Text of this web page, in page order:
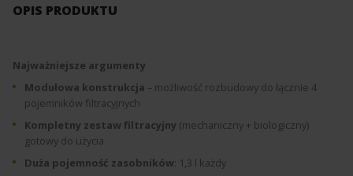
OPIS PRODUKTU
Najważniejsze argumenty
Modułowa konstrukcja – możliwość rozbudowy do łącznie 4
pojemników filtracyjnych
Kompletny zestaw filtracyjny (mechaniczny + biologiczny)
gotowy do użycia
Duża pojemność zasobników: 1,3 l każdy